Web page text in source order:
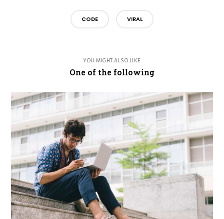
CODE VIRAL
YOU MIGHT ALSO LIKE
One of the following